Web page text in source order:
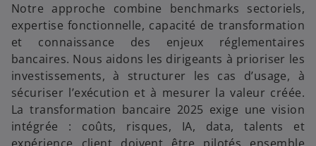
Notre approche combine benchmarks sectoriels,
expertise fonctionnelle, capacité de transformation
et connaissance des enjeux réglementaires
bancaires. Nous aidons les dirigeants à prioriser les
investissements, à structurer les cas d’usage, à
sécuriser l’exécution et à mesurer la valeur créée.
La transformation bancaire 2025 exige une vision
intégrée : coûts, risques, IA, data, talents et